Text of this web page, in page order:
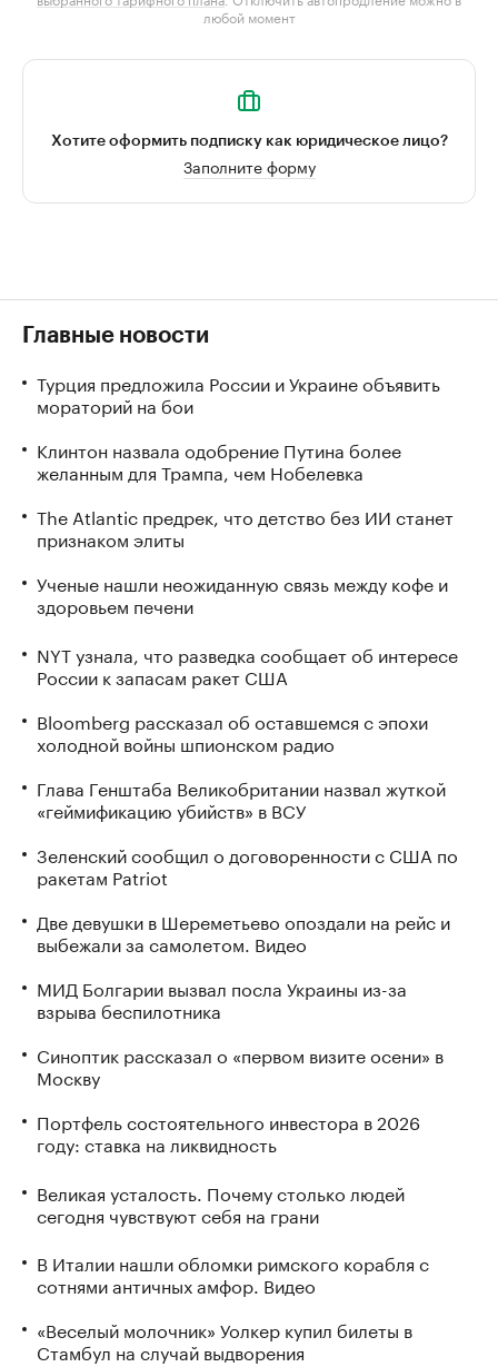
любой момент
Хотите оформить подписку как юридическое лицо?
Заполните форму
Главные новости
Турция предложила России и Украине объявить
мораторий на бои
Клинтон назвала одобрение Путина более
желанным для Трампа, чем Нобелевка
The Atlantic предрек, что детство без ИИ станет
признаком элиты
Ученые нашли неожиданную связь между кофе и
здоровьем печени
NYT узнала, что разведка сообщает об интересе
России к запасам ракет США
Bloomberg рассказал об оставшемся с эпохи
холодной войны шпионском радио
Глава Генштаба Великобритании назвал жуткой
«геймификацию убийств» в ВСУ
Зеленский сообщил о договоренности с США по
ракетам Patriot
Две девушки в Шереметьево опоздали на рейс и
выбежали за самолетом. Видео
МИД Болгарии вызвал посла Украины из-за
взрыва беспилотника
Синоптик рассказал о «первом визите осени» в
Москву
Портфель состоятельного инвестора в 2026
году: ставка на ликвидность
Великая усталость. Почему столько людей
сегодня чувствуют себя на грани
В Италии нашли обломки римского корабля с
сотнями античных амфор. Видео
«Веселый молочник» Уолкер купил билеты в
Стамбул на случай выдворения